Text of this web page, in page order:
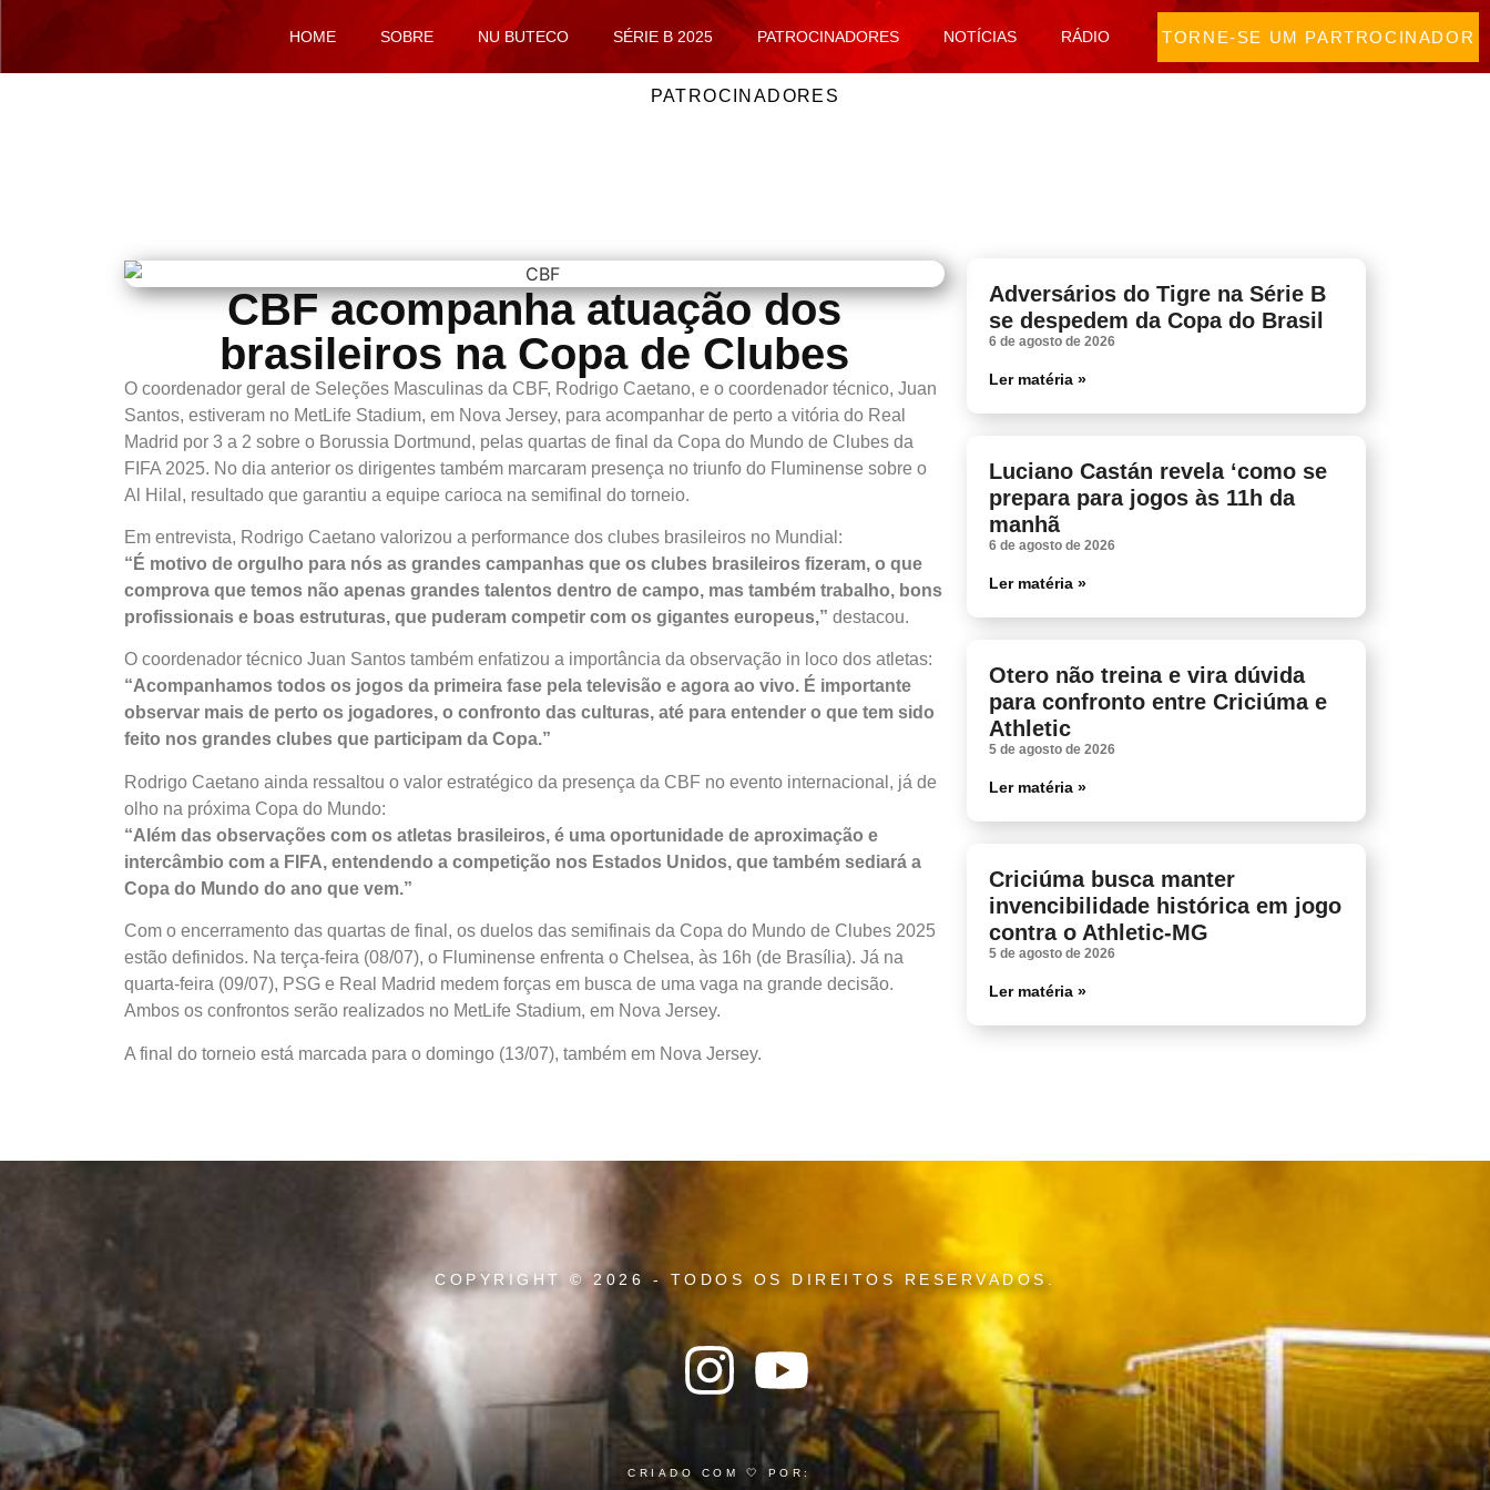
HOME SOBRE NU BUTECO SÉRIE B 2025 PATROCINADORES NOTÍCIAS RÁDIO TORNE-SE UM PARTROCINADOR
PATROCINADORES
CBF acompanha atuação dos
brasileiros na Copa de Clubes
O coordenador geral de Seleções Masculinas da CBF, Rodrigo Caetano, e o coordenador técnico, Juan
Santos, estiveram no MetLife Stadium, em Nova Jersey, para acompanhar de perto a vitória do Real
Madrid por 3 a 2 sobre o Borussia Dortmund, pelas quartas de final da Copa do Mundo de Clubes da
FIFA 2025. No dia anterior os dirigentes também marcaram presença no triunfo do Fluminense sobre o
Al Hilal, resultado que garantiu a equipe carioca na semifinal do torneio.
Em entrevista, Rodrigo Caetano valorizou a performance dos clubes brasileiros no Mundial:
“É motivo de orgulho para nós as grandes campanhas que os clubes brasileiros fizeram, o que
comprova que temos não apenas grandes talentos dentro de campo, mas também trabalho, bons
profissionais e boas estruturas, que puderam competir com os gigantes europeus,” destacou.
O coordenador técnico Juan Santos também enfatizou a importância da observação in loco dos atletas:
“Acompanhamos todos os jogos da primeira fase pela televisão e agora ao vivo. É importante
observar mais de perto os jogadores, o confronto das culturas, até para entender o que tem sido
feito nos grandes clubes que participam da Copa.”
Rodrigo Caetano ainda ressaltou o valor estratégico da presença da CBF no evento internacional, já de
olho na próxima Copa do Mundo:
“Além das observações com os atletas brasileiros, é uma oportunidade de aproximação e
intercâmbio com a FIFA, entendendo a competição nos Estados Unidos, que também sediará a
Copa do Mundo do ano que vem.”
Com o encerramento das quartas de final, os duelos das semifinais da Copa do Mundo de Clubes 2025
estão definidos. Na terça-feira (08/07), o Fluminense enfrenta o Chelsea, às 16h (de Brasília). Já na
quarta-feira (09/07), PSG e Real Madrid medem forças em busca de uma vaga na grande decisão.
Ambos os confrontos serão realizados no MetLife Stadium, em Nova Jersey.
A final do torneio está marcada para o domingo (13/07), também em Nova Jersey.
Adversários do Tigre na Série B
se despedem da Copa do Brasil
6 de agosto de 2026
Ler matéria »
Luciano Castán revela ‘como se
prepara para jogos às 11h da
manhã
6 de agosto de 2026
Ler matéria »
Otero não treina e vira dúvida
para confronto entre Criciúma e
Athletic
5 de agosto de 2026
Ler matéria »
Criciúma busca manter
invencibilidade histórica em jogo
contra o Athletic-MG
5 de agosto de 2026
Ler matéria »
COPYRIGHT © 2026 - TODOS OS DIREITOS RESERVADOS.
CRIADO COM 🤍 POR: